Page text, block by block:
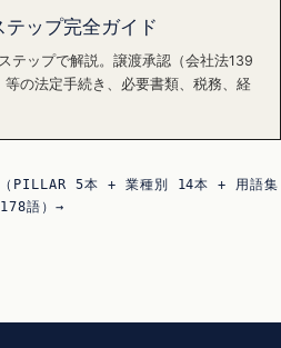
ップ完全ガイド
テップで解説。譲渡承認（会社法139
の法定手続き、必要書類、税務、経
（PILLAR 5本 + 業種別 14本 + 用語集
178語）→